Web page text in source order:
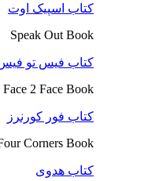
کتاب اسپیک اوت
Speak Out Book
کتاب فیس تو
Face 2 Face Book
کتاب فور کورنرز
Corners Book
کتاب هدوی